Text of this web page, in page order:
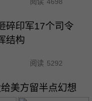
碎印军17个司令
结构
阅读 5292
美方留半点幻想